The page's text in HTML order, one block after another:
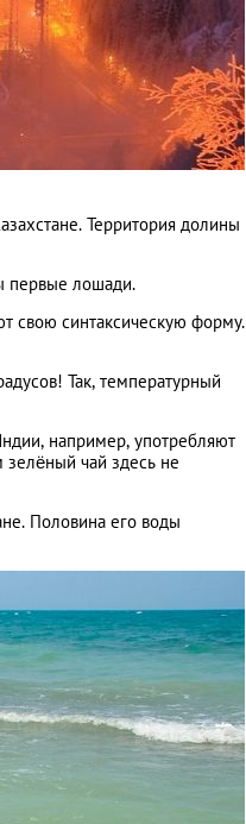
Территория долины
первые лошади.
свою синтаксическую форму.
Так, температурный
например, употребляют
зелёный чай здесь не
Половина его воды